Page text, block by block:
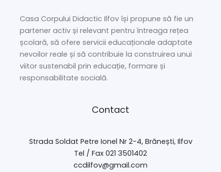
Casa Corpului Didactic Ilfov își propune să fie un
partener activ și relevant pentru întreaga rețea
școlară, să ofere servicii educaționale adaptate
nevoilor reale și să contribuie la construirea unui
viitor sustenabil prin educație, formare și
responsabilitate socială.
Contact
Strada Soldat Petre Ionel Nr 2-4, Brănești, Ilfov
Tel / Fax 021 3501402
ccdilfov@gmail.com